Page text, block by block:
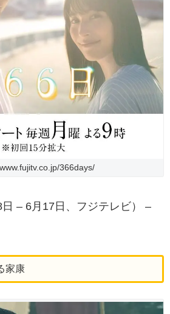
366days/
– 6月17日、フジテレビ） –
家康